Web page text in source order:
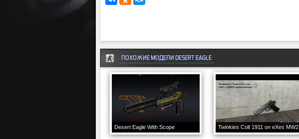
ПОХОЖИЕ МОДЕЛИ DESERT EAGLE
Desert Eagle With Scope Twinkies Colt 1911 on eXes MW2